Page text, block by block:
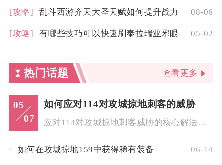
[攻略] 乱斗西游齐天大圣天赋如何提升战力 08-06
[攻略] 有哪些技巧可以快速刷泰拉瑞亚邪眼 05-02
热门话题 查看更多
05
07
如何应对114对攻城掠地刺客的威胁
应对114对攻城掠地刺客威胁的核心解法，是构建一套以阵地防御...
如何在攻城掠地159中获得稀有装备 06-14